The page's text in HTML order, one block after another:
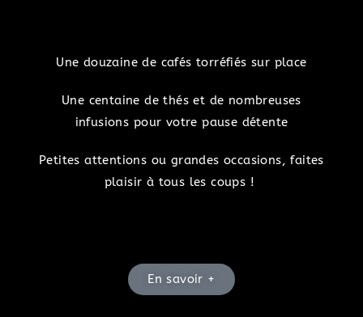
Une douzaine de cafés torréfiés sur place
Une centaine de thés et de nombreuses
infusions pour votre pause détente
Petites attentions ou grandes occasions, faites
plaisir à tous les coups !
En savoir +